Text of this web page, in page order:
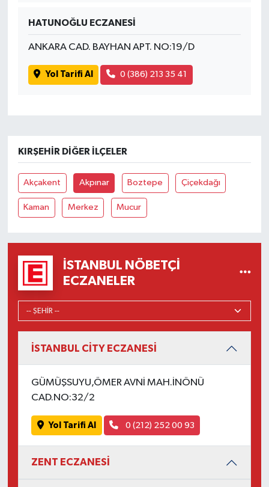
HATUNOĞLU ECZANESİ
ANKARA CAD. BAYHAN APT. NO:19/D
Yol Tarifi Al 0 (386) 213 35 41
KIRŞEHIR DIĞER İLÇELER
Akçakent Akpınar Boztepe Çiçekdağı
Kaman Merkez Mucur
İSTANBUL NÖBETÇI
ECZANELER
İSTANBUL CİTY ECZANESİ
GÜMÜŞSUYU,ÖMER AVNİ MAH.İNÖNÜ
CAD.NO:32/2
Yol Tarifi Al 0 (212) 252 00 93
ZENT ECZANESİ